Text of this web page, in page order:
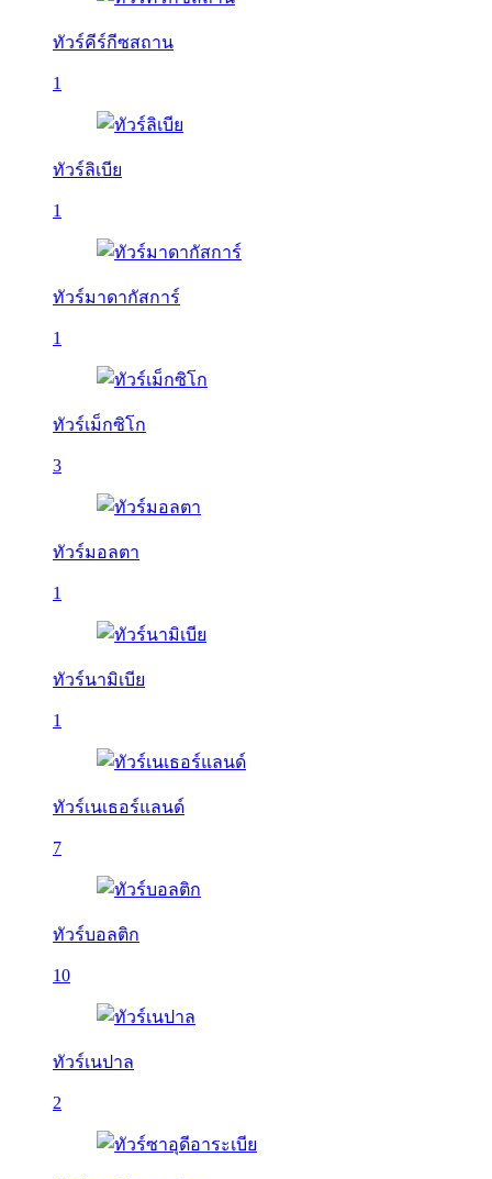
ทัวร์คีร์กีซสถาน
1
ทัวร์ลิเบีย
1
ทัวร์มาดากัสการ์
1
ทัวร์เม็กซิโก
3
ทัวร์มอลตา
1
ทัวร์นามิเบีย
1
ทัวร์เนเธอร์แลนด์
7
ทัวร์บอลติก
10
ทัวร์เนปาล
2